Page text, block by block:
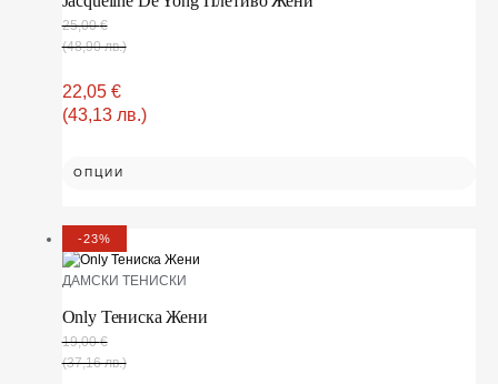
25,00€
(48,90 лв.)
22,05 €
(43,13 лв.)
ОПЦИИ
-23%
ДАМСКИ ТЕНИСКИ
Only Тениска Жени
19,00€
(37,16 лв.)